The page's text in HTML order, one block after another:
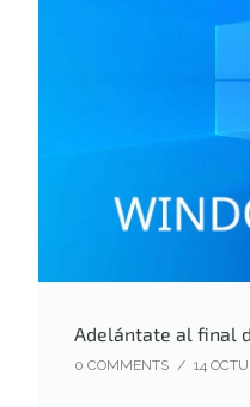
Adelántate al final
0 COMMENTS / 14